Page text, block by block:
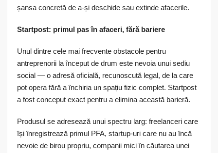
șansa concretă de a-și deschide sau extinde afacerile.
Startpost: primul pas în afaceri, fără bariere
Unul dintre cele mai frecvente obstacole pentru
antreprenorii la început de drum este nevoia unui sediu
social — o adresă oficială, recunoscută legal, de la care
pot opera fără a închiria un spațiu fizic complet. Startpost
a fost conceput exact pentru a elimina această barieră.
Produsul se adresează unui spectru larg: freelanceri care
își înregistrează primul PFA, startup-uri care nu au încă
nevoie de birou propriu, companii mici în căutarea unei